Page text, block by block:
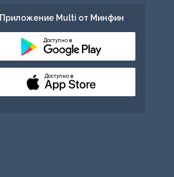
Приложение Multi от Минфин
Доступно в
Доступно в